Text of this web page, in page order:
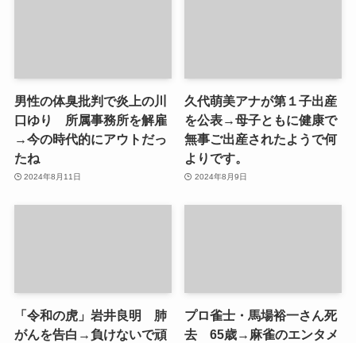
男性の体臭批判で炎上の川
口ゆり 所属事務所を解雇
→今の時代的にアウトだっ
たね
2024年8月11日
久代萌美アナが第１子出産
を公表→母子ともに健康で
無事ご出産されたようで何
よりです。
2024年8月9日
「令和の虎」岩井良明 肺
がんを告白→負けないで頑
プロ雀士・馬場裕一さん死
去 65歳→麻雀のエンタメ